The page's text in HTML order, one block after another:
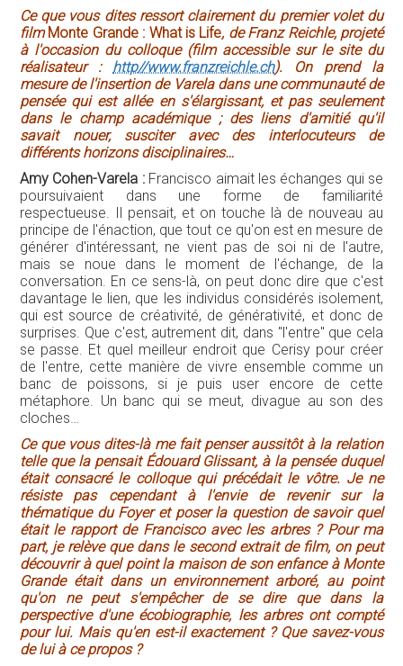
Ce que vous dites ressort clairement du premier volet du
film Monte Grande : What is Life, de Franz Reichle, projeté
à l'occasion du colloque (film accessible sur le site du
réalisateur : http//www.franzreichle.ch). On prend la
mesure de l'insertion de Varela dans une communauté de
pensée qui est allée en s'élargissant, et pas seulement
dans le champ académique ; des liens d'amitié qu'il
savait nouer, susciter avec des interlocuteurs de
différents horizons disciplinaires…
Amy Cohen-Varela :Francisco aimait les échanges qui se
poursuivaient dans une forme de familiarité
respectueuse. Il pensait, et on touche là de nouveau au
principe de l'énaction, que tout ce qu'on est en mesure de
générer d'intéressant, ne vient pas de soi ni de l'autre,
mais se noue dans le moment de l'échange, de la
conversation. En ce sens-là, on peut donc dire que c'est
davantage le lien, que les individus considérés isolement,
qui est source de créativité, de générativité, et donc de
surprises. Que c'est, autrement dit, dans "l'entre" que cela
se passe. Et quel meilleur endroit que Cerisy pour créer
de l'entre, cette manière de vivre ensemble comme un
banc de poissons, si je puis user encore de cette
métaphore. Un banc qui se meut, divague au son des
cloches…
Ce que vous dites-là me fait penser aussitôt à la relation
telle que la pensait Édouard Glissant, à la pensée duquel
était consacré le colloque qui précédait le vôtre. Je ne
résiste pas cependant à l'envie de revenir sur la
thématique du Foyer et poser la question de savoir quel
était le rapport de Francisco avec les arbres ? Pour ma
part, je relève que dans le second extrait de film, on peut
découvrir à quel point la maison de son enfance à Monte
Grande était dans un environnement arboré, au point
qu'on ne peut s'empêcher de se dire que dans la
perspective d'une écobiographie, les arbres ont compté
pour lui. Mais qu'en est-il exactement ? Que savez-vous
de lui à ce propos ?